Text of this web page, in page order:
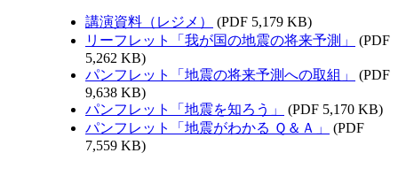
講演資料（レジメ）
(PDF 5,179 KB)
リーフレット「我が国の地震の将来予測」
(PDF
5,262 KB)
パンフレット「地震の将来予測への取組」
(PDF
9,638 KB)
パンフレット「地震を知ろう」
(PDF 5,170 KB)
パンフレット「地震がわかる Ｑ＆Ａ」
(PDF
7,559 KB)